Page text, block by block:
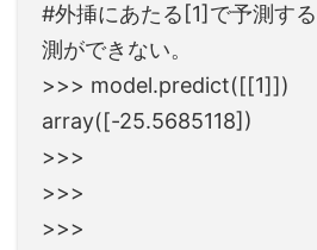
#外挿にあたる[1]で予測す
測ができない。
>>> model.predict([[1]])
array([-25.5685118])
>>>
>>>
>>>